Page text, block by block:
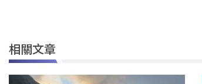
相關文章